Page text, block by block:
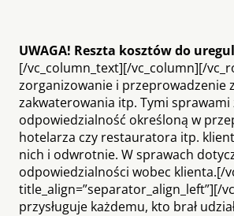
UWAGA! Reszta kosztów do
[/vc_column_text][/vc_column][/
zorganizowanie i przeprowadzenie
zakwaterowania itp. Tymi
odpowiedzialność określoną w
hotelarza czy restauratora itp.
nich i odwrotnie. W sprawach
odpowiedzialności wobec klienta.[/
title_align=”separator_align_left”][/
przysługuje każdemu, kto brał